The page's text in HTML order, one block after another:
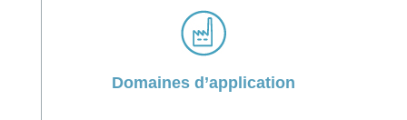
Domaines d’application